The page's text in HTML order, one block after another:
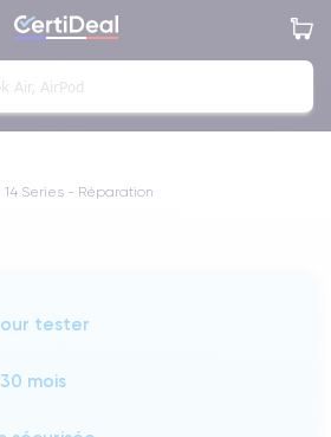
14 Series - Réparation
tester
mois